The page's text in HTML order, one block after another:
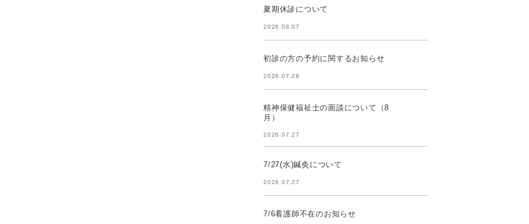
夏期休診について
2026.08.07
初診の方の予約に関するお知らせ
2026.07.28
精神保健福祉士の面談について（8
月）
2026.07.27
7/27(水)鍼灸について
2026.07.27
7/6看護師不在のお知らせ